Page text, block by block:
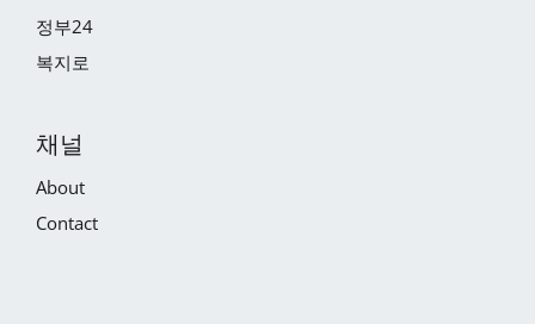
정부24
복지로
채널
About
Contact